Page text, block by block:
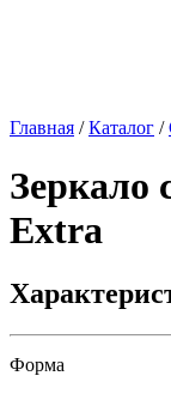
Главная /Каталог /
Зеркало
Extra
Форма